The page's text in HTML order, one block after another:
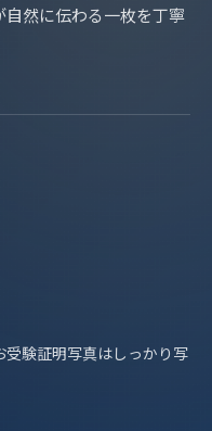
自然に伝わる一枚を丁寧
受験証明写真はしっかり写